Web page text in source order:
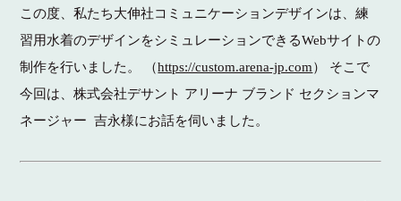
この度、私たち大伸社コミュニケーションデザインは、練
習用水着のデザインをシミュレーションできるWebサイトの
制作を行いました。 （https://custom.arena-jp.com） そこで
今回は、株式会社デサント アリーナ ブランド セクションマ
ネージャー 吉永様にお話を伺いました。